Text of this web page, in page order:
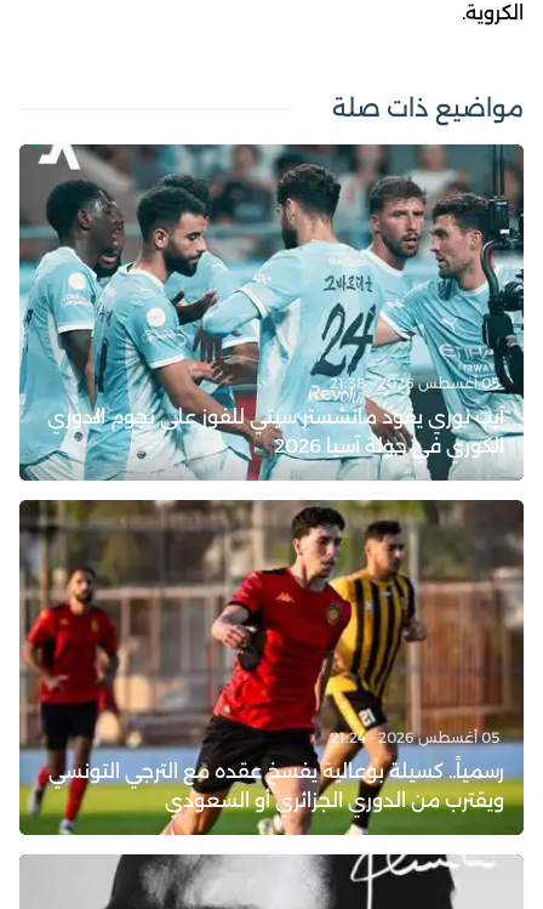
الكروية.
مواضيع ذات صلة
05 أغسطس 2026 - 21:38
آيت نوري يقود مانشستر سيتي للفوز على نجوم الدوري
الكوري في جولة آسيا 2026
05 أغسطس 2026 - 21:24
رسمياً.. كسيلة بوعالية يفسخ عقده مع الترجي التونسي
ويقترب من الدوري الجزائري أو السعودي